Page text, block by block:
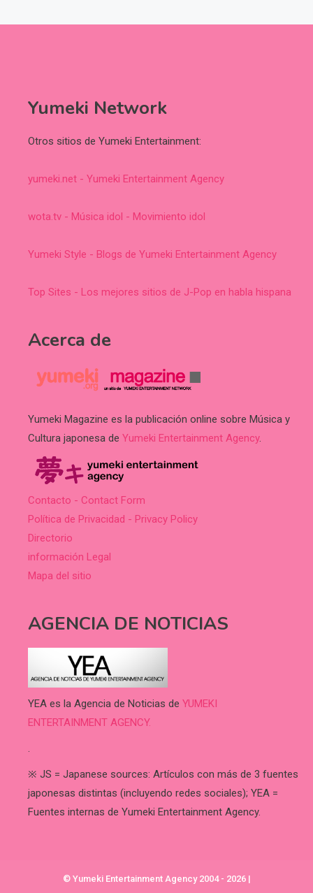
Yumeki Network
Otros sitios de Yumeki Entertainment:
yumeki.net - Yumeki Entertainment Agency
wota.tv - Música idol - Movimiento idol
Yumeki Style - Blogs de Yumeki Entertainment Agency
Top Sites - Los mejores sitios de J-Pop en habla hispana
Acerca de
Yumeki Magazine es la publicación online sobre Música y
Cultura japonesa de Yumeki Entertainment Agency.
Contacto - Contact Form
Política de Privacidad - Privacy Policy
Directorio
información Legal
Mapa del sitio
AGENCIA DE NOTICIAS
YEA es la Agencia de Noticias de YUMEKI
ENTERTAINMENT AGENCY.
.
※ JS = Japanese sources: Artículos con más de 3 fuentes
japonesas distintas (incluyendo redes sociales); YEA =
Fuentes internas de Yumeki Entertainment Agency.
© Yumeki Entertainment Agency 2004 - 2026 |